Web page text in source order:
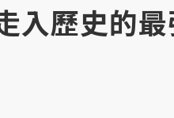
入歷史的